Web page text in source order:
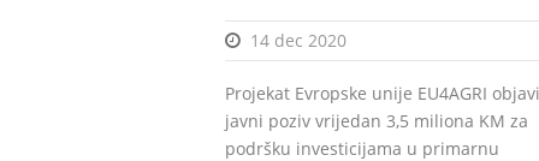
14 dec 2020
Projekat Evropske unije EU4AGRI
javni poziv vrijedan 3,5 miliona KM za
podršku investicijama u primarnu